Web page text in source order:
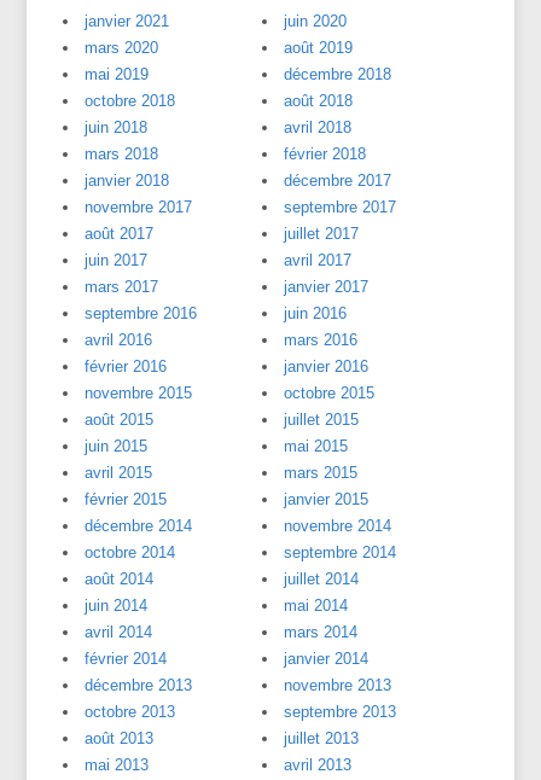
janvier 2021
juin 2020
mars 2020
août 2019
mai 2019
décembre 2018
octobre 2018
août 2018
juin 2018
avril 2018
mars 2018
février 2018
janvier 2018
décembre 2017
novembre 2017
septembre 2017
août 2017
juillet 2017
juin 2017
avril 2017
mars 2017
janvier 2017
septembre 2016
juin 2016
avril 2016
mars 2016
février 2016
janvier 2016
novembre 2015
octobre 2015
août 2015
juillet 2015
juin 2015
mai 2015
avril 2015
mars 2015
février 2015
janvier 2015
décembre 2014
novembre 2014
octobre 2014
septembre 2014
août 2014
juillet 2014
juin 2014
mai 2014
avril 2014
mars 2014
février 2014
janvier 2014
décembre 2013
novembre 2013
octobre 2013
septembre 2013
août 2013
juillet 2013
mai 2013
avril 2013